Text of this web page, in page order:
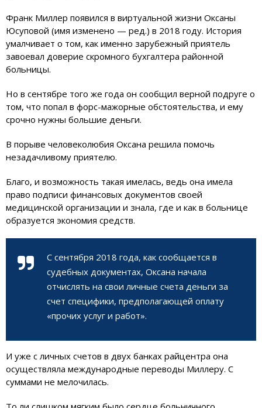
Франк Миллер появился в виртуальной жизни Оксаны
Юсуповой (имя изменено — ред.) в 2018 году. История
умалчивает о том, как именно зарубежный приятель
завоевал доверие скромного бухгалтера районной
больницы.
Но в сентябре того же года он сообщил верной подруге о
том, что попал в форс-мажорные обстоятельства, и ему
срочно нужны большие деньги.
В порыве человеколюбия Оксана решила помочь
незадачливому приятелю.
Благо, и возможность такая имелась, ведь она имела
право подписи финансовых документов своей
медицинской организации и знала, где и как в больнице
образуется экономия средств.
С сентября 2018 года, как сообщается в
судебных документах, Оксана начала
отчислять на свои личные счета деньги за
счет специфики, предполагающей оплату
«прочих услуг и работ».
И уже с личных счетов в двух банках райцентра она
осуществляла международные переводы Миллеру. С
суммами не мелочилась.